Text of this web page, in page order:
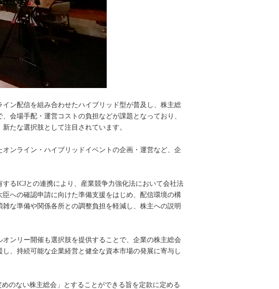
ン配信を組み合わせたハイブリッド型が普及し、株主総
会場手配・運営コストの負担などが課題となっており、
たな選択肢として注目されています。
ンライン・ハイブリッドイベントの企画・運営など、企
るICJとの連携により、産業競争力強化法において会社法
への確認申請に向けた準備支援をはじめ、配信環境の構
な準備や関係各所との調整負担を軽減し、株主への説明
ンリー開催も選択肢を提供することで、企業の株主総会
、持続可能な企業経営と健全な資本市場の発展に寄与し
のない株主総会」とすることができる旨を定款に定める